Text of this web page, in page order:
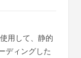
用して、静的
ディングした